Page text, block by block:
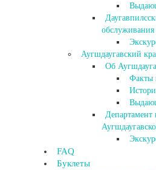
обслуживания
Аугшдаугавский
Об
Факты
Департамент
FAQ
Буклеты